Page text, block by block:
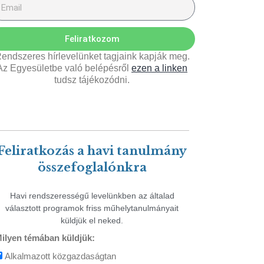
Feliratkozom
hírlevelünket tagjaink kapják meg.
Egyesületbe való belépésről ezen a linken
tudsz tájékozódni.
a havi tanulmány
összefoglalónkra
Havi rendszerességű levelünkben az általad
választott programok friss műhelytanulmányait
küldjük el neked.
témában küldjük:
Alkalmazott közgazdaságtan